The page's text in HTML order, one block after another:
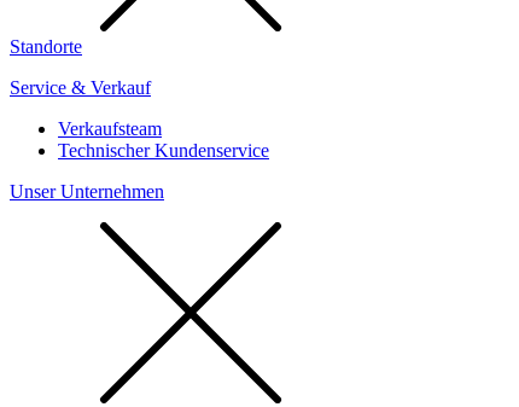
Standorte
Service & Verkauf
Verkaufsteam
Technischer Kundenservice
Unser Unternehmen